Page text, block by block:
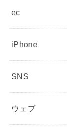
ec
iPhone
SNS
ウェブ